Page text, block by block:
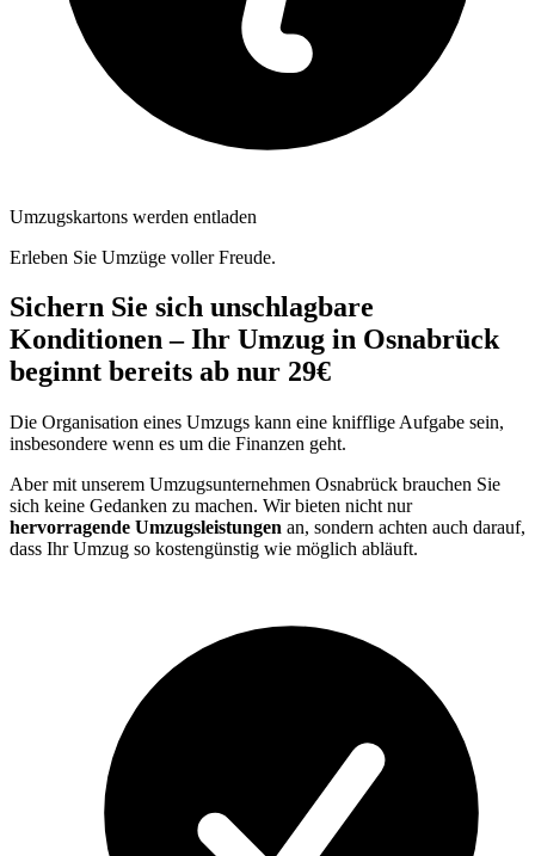
Umzugskartons werden entladen
Erleben Sie Umzüge voller Freude.
Sichern Sie sich unschlagbare
Konditionen – Ihr Umzug in Osnabrück
beginnt bereits ab nur 29€
Die Organisation eines Umzugs kann eine knifflige Aufgabe sein,
insbesondere wenn es um die Finanzen geht.
Aber mit unserem Umzugsunternehmen Osnabrück brauchen Sie
sich keine Gedanken zu machen. Wir bieten nicht nur
hervorragende Umzugsleistungen an, sondern achten auch darauf,
dass Ihr Umzug so kostengünstig wie möglich abläuft.